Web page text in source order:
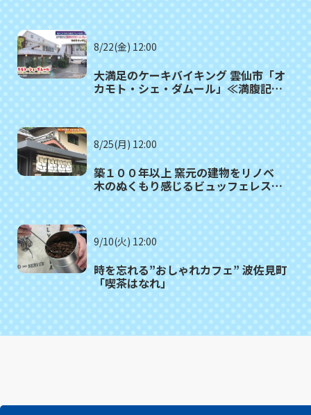
8/22(金) 12:00
大満足のケーキバイキング 雲仙市「オ
カモト・シェ・ダムール」≪満腹記者
8/25(月) 12:00
築１００年以上 窯元の建物をリノベ
木のぬくもり感じるビュッフェレスト
9/10(火) 12:00
時を忘れる”おしゃれカフェ” 波佐見町
「喫茶はなれ」